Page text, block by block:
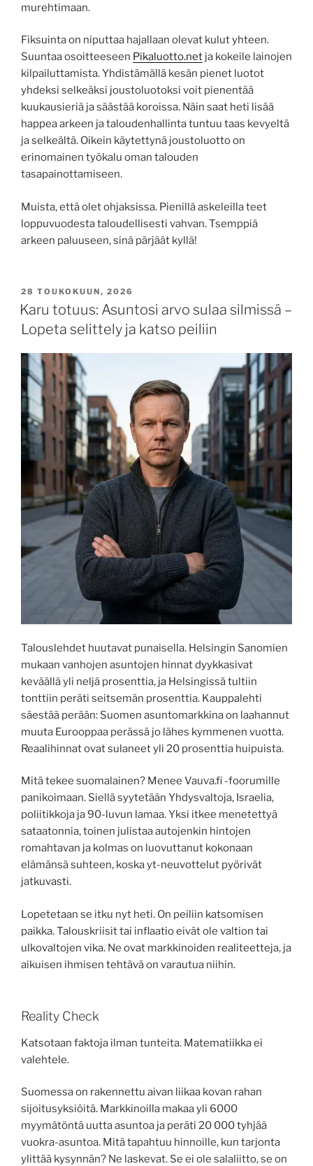
murehtimaan.
Fiksuinta on niputtaa hajallaan olevat kulut yhteen.
Suuntaa osoitteeseen Pikaluotto.net ja kokeile lainojen
kilpailuttamista. Yhdistämällä kesän pienet luotot
yhdeksi selkeäksi joustoluotoksi voit pienentää
kuukausieriä ja säästää koroissa. Näin saat heti lisää
happea arkeen ja taloudenhallinta tuntuu taas kevyeltä
ja selkeältä. Oikein käytettynä joustoluotto on
erinomainen työkalu oman talouden
tasapainottamiseen.
Muista, että olet ohjaksissa. Pienillä askeleilla teet
loppuvuodesta taloudellisesti vahvan. Tsemppiä
arkeen paluuseen, sinä pärjäät kyllä!
28 TOUKOKUUN, 2026
Karu totuus: Asuntosi arvo sulaa silmissä –
Lopeta selittely ja katso peiliin
Talouslehdet huutavat punaisella. Helsingin Sanomien
mukaan vanhojen asuntojen hinnat dyykkasivat
keväällä yli neljä prosenttia, ja Helsingissä tultiin
tonttiin peräti seitsemän prosenttia. Kauppalehti
säestää perään: Suomen asuntomarkkina on laahannut
muuta Eurooppaa perässä jo lähes kymmenen vuotta.
Reaalihinnat ovat sulaneet yli 20 prosenttia huipuista.
Mitä tekee suomalainen? Menee Vauva.fi -foorumille
panikoimaan. Siellä syytetään Yhdysvaltoja, Israelia,
poliitikkoja ja 90-luvun lamaa. Yksi itkee menetettyä
sataatonnia, toinen julistaa autojenkin hintojen
romahtavan ja kolmas on luovuttanut kokonaan
elämänsä suhteen, koska yt-neuvottelut pyörivät
jatkuvasti.
Lopetetaan se itku nyt heti. On peiliin katsomisen
paikka. Talouskriisit tai inflaatio eivät ole valtion tai
ulkovaltojen vika. Ne ovat markkinoiden realiteetteja, ja
aikuisen ihmisen tehtävä on varautua niihin.
Reality Check
Katsotaan faktoja ilman tunteita. Matematiikka ei
valehtele.
Suomessa on rakennettu aivan liikaa kovan rahan
sijoitusyksiöitä. Markkinoilla makaa yli 6000
myymätöntä uutta asuntoa ja peräti 20 000 tyhjää
vuokra-asuntoa. Mitä tapahtuu hinnoille, kun tarjonta
ylittää kysynnän? Ne laskevat. Se ei ole salaliitto, se on